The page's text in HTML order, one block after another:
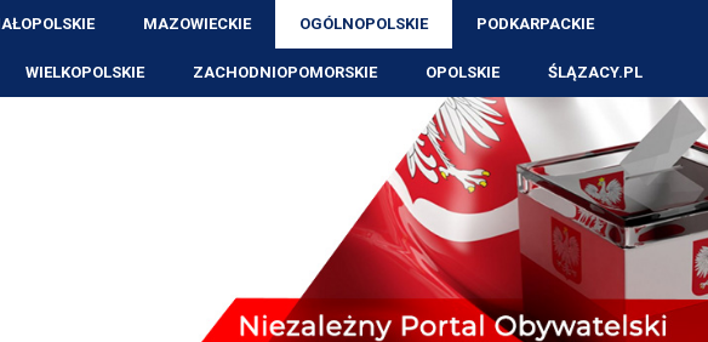
MAZOWIECKIE OGÓLNOPOLSKIE PODKARPACKIE
WIELKOPOLSKIE ZACHODNIOPOMORSKIE OPOLSKIE ŚLĄZACY.PL